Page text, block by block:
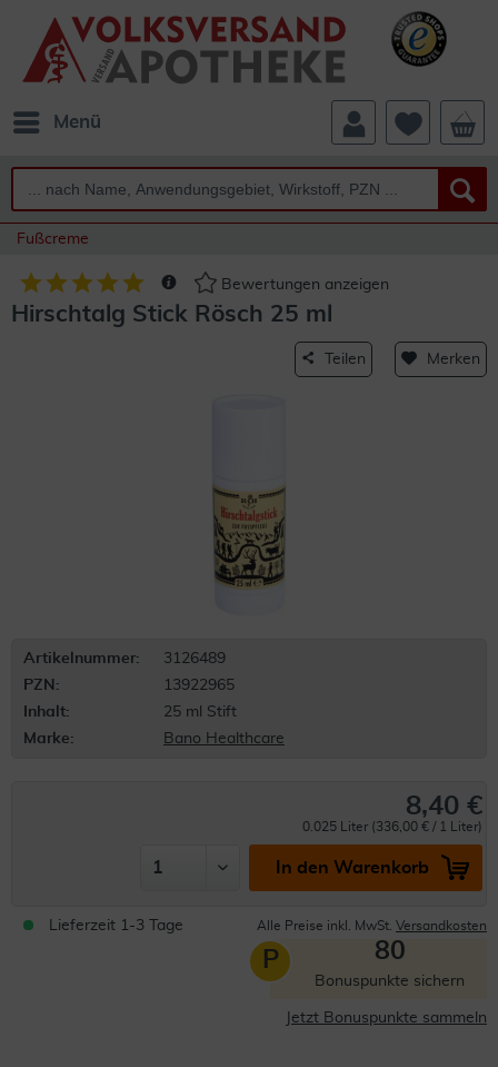
Menü
Fußcreme
Bewertungen anzeigen
Hirschtalg Stick Rösch 25 ml
Teilen Merken
Artikelnummer:
3126489
PZN:
13922965
Inhalt:
25 ml Stift
Marke:
Bano Healthcare
8,40 €
0.025 Liter (336,00 € / 1 Liter)
In den Warenkorb
Lieferzeit 1-3 Tage Alle Preise inkl. MwSt. Versandkosten
P 80
Bonuspunkte sichern
Jetzt Bonuspunkte sammeln